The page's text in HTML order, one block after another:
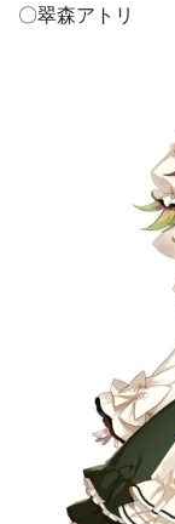
〇翠森アトリ